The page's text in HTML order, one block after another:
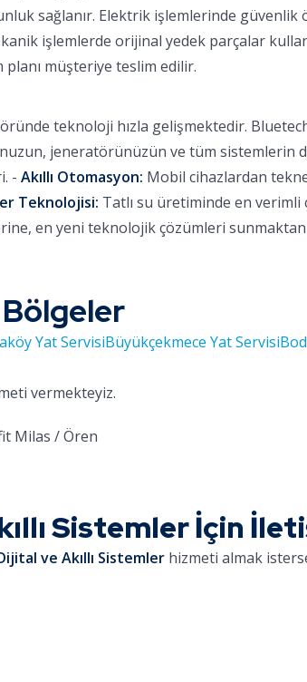
sağlanır. Elektrik işlemlerinde
işlemlerde orijinal yedek parçalar
planı müşteriye teslim edilir.
teknoloji hızla gelişmektedir.
jeneratörünüzün ve tüm sistemlerin
- Akıllı Otomasyon: Mobil cihazlardan
Teknolojisi: Tatlı su üretiminde en verimli
en yeni teknolojik çözümleri
Yat ServisiBüyükçekmece Yat Servisi
vermekteyiz.
Milas / Ören
Sistemler İçin
ve Akıllı Sistemler hizmeti almak